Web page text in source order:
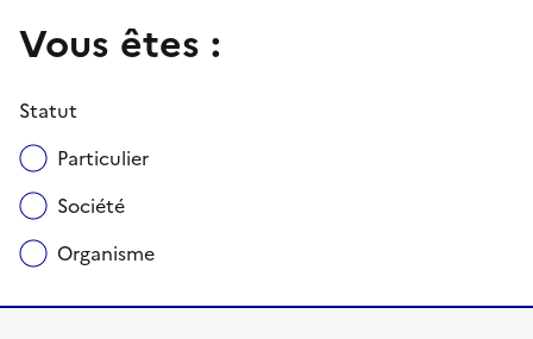
Vous êtes :
Statut
Particulier
Société
Organisme